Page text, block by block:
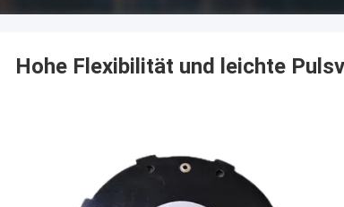
Hohe Flexibilität und leichte